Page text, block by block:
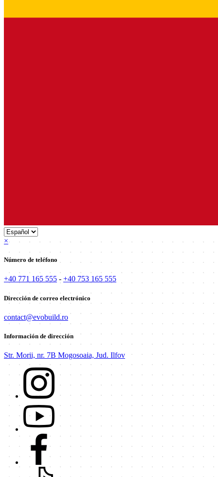
×
Número de teléfono
+40 771 165 555 - +40 753 165 555
Dirección de correo electrónico
contact@evobuild.ro
Información de dirección
Str. Morii, nr. 7B Mogosoaia, Jud. Ilfov